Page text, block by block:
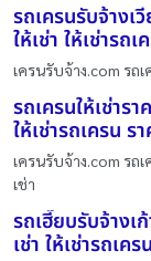
รถเครนรับจ้างเ
ให้เช่า ให้เช่ารถ
เครนรับจ้าง.com รถ
รถเครนให้เช่าร
ให้เช่ารถเครน ร
เครนรับจ้าง.com รถ
เช่า
รถเฮี๊ยบรับจ้างเ
เช่า ให้เช่ารถเค